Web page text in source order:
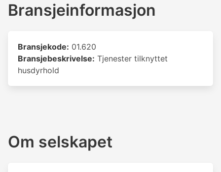
Bransjeinformasjon
Bransjekode: 01.620
Bransjebeskrivelse: Tjenester tilknyttet
husdyrhold
Om selskapet